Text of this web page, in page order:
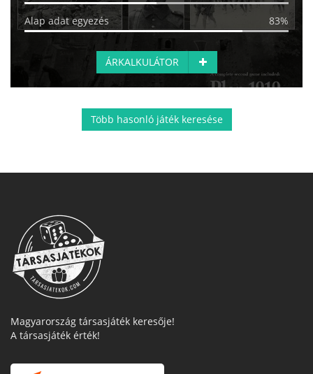
Alap adat egyezés 83%
ÁRKALKULÁTOR
Több hasonló játék keresése
Magyarország társasjáték keresője!
A társasjáték érték!